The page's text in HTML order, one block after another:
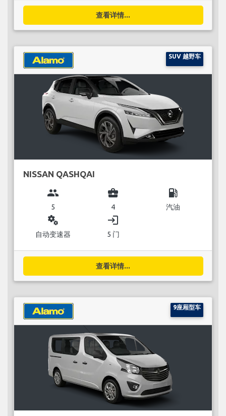
查看详情...
SUV 越野车
NISSAN QASHQAI
group
5
business_center
4
local_gas_station
汽油
miscellaneous_services
自动变速器
login
5 门
查看详情...
9座厢型车